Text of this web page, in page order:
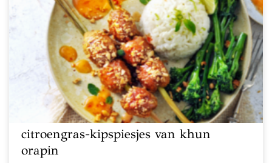
citroengras-kipspiesjes van khun
orapin